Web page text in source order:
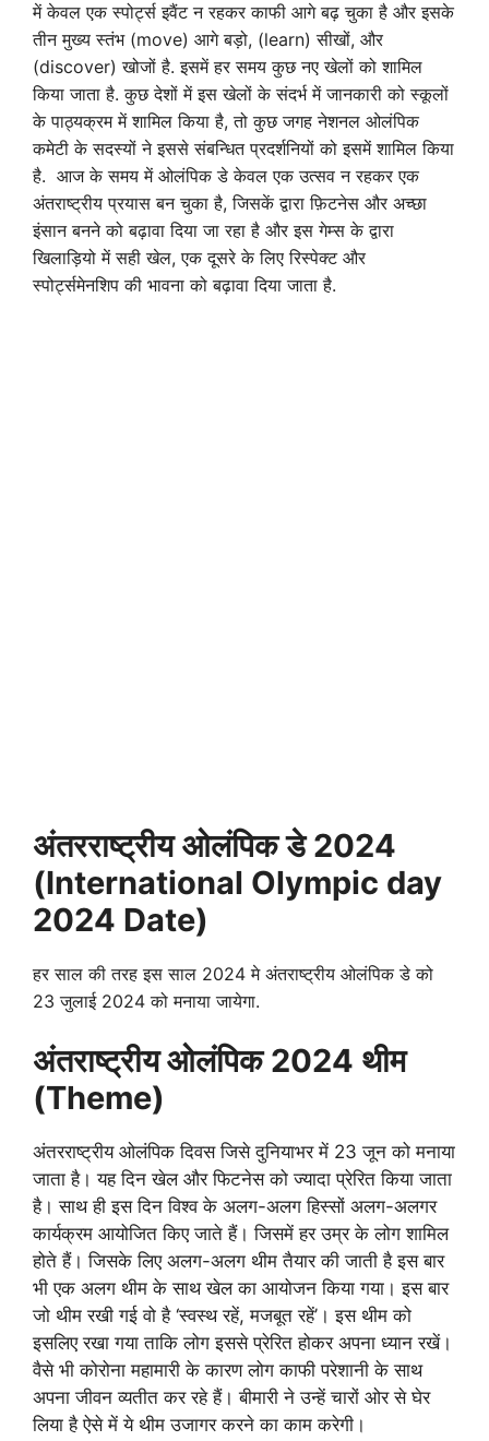
में केवल एक स्पोर्ट्स इवैंट न रहकर काफी आगे बढ़ चुका है और इसके
तीन मुख्य स्तंभ (move) आगे बड़ो, (learn) सीखों, और
(discover) खोजों है. इसमें हर समय कुछ नए खेलों को शामिल
किया जाता है. कुछ देशों में इस खेलों के संदर्भ में जानकारी को स्कूलों
के पाठ्यक्रम में शामिल किया है, तो कुछ जगह नेशनल ओलंपिक
कमेटी के सदस्यों ने इससे संबन्धित प्रदर्शनियों को इसमें शामिल किया
है. आज के समय में ओलंपिक डे केवल एक उत्सव न रहकर एक
अंतराष्ट्रीय प्रयास बन चुका है, जिसकें द्वारा फ़िटनेस और अच्छा
इंसान बनने को बढ़ावा दिया जा रहा है और इस गेम्स के द्वारा
खिलाड़ियो में सही खेल, एक दूसरे के लिए रिस्पेक्ट और
स्पोर्ट्समेनशिप की भावना को बढ़ावा दिया जाता है.
अंतरराष्ट्रीय ओलंपिक डे 2024
(International Olympic day
2024 Date)
हर साल की तरह इस साल 2024 मे अंतराष्ट्रीय ओलंपिक डे को
23 जुलाई 2024 को मनाया जायेगा.
अंतराष्ट्रीय ओलंपिक 2024 थीम
(Theme)
अंतरराष्ट्रीय ओलंपिक दिवस जिसे दुनियाभर में 23 जून को मनाया
जाता है। यह दिन खेल और फिटनेस को ज्यादा प्रेरित किया जाता
है। साथ ही इस दिन विश्व के अलग-अलग हिस्सों अलग-अलगर
कार्यक्रम आयोजित किए जाते हैं। जिसमें हर उम्र के लोग शामिल
होते हैं। जिसके लिए अलग-अलग थीम तैयार की जाती है इस बार
भी एक अलग थीम के साथ खेल का आयोजन किया गया। इस बार
जो थीम रखी गई वो है ‘स्वस्थ रहें, मजबूत रहें’। इस थीम को
इसलिए रखा गया ताकि लोग इससे प्रेरित होकर अपना ध्यान रखें।
वैसे भी कोरोना महामारी के कारण लोग काफी परेशानी के साथ
अपना जीवन व्यतीत कर रहे हैं। बीमारी ने उन्हें चारों ओर से घेर
लिया है ऐसे में ये थीम उजागर करने का काम करेगी।